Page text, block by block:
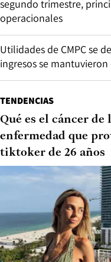
segundo trimestre,
operacionales
Utilidades de CMPC se
ingresos se mantuvieron
TENDENCIAS
Qué es el cáncer
enfermedad que
tiktoker de 26 años